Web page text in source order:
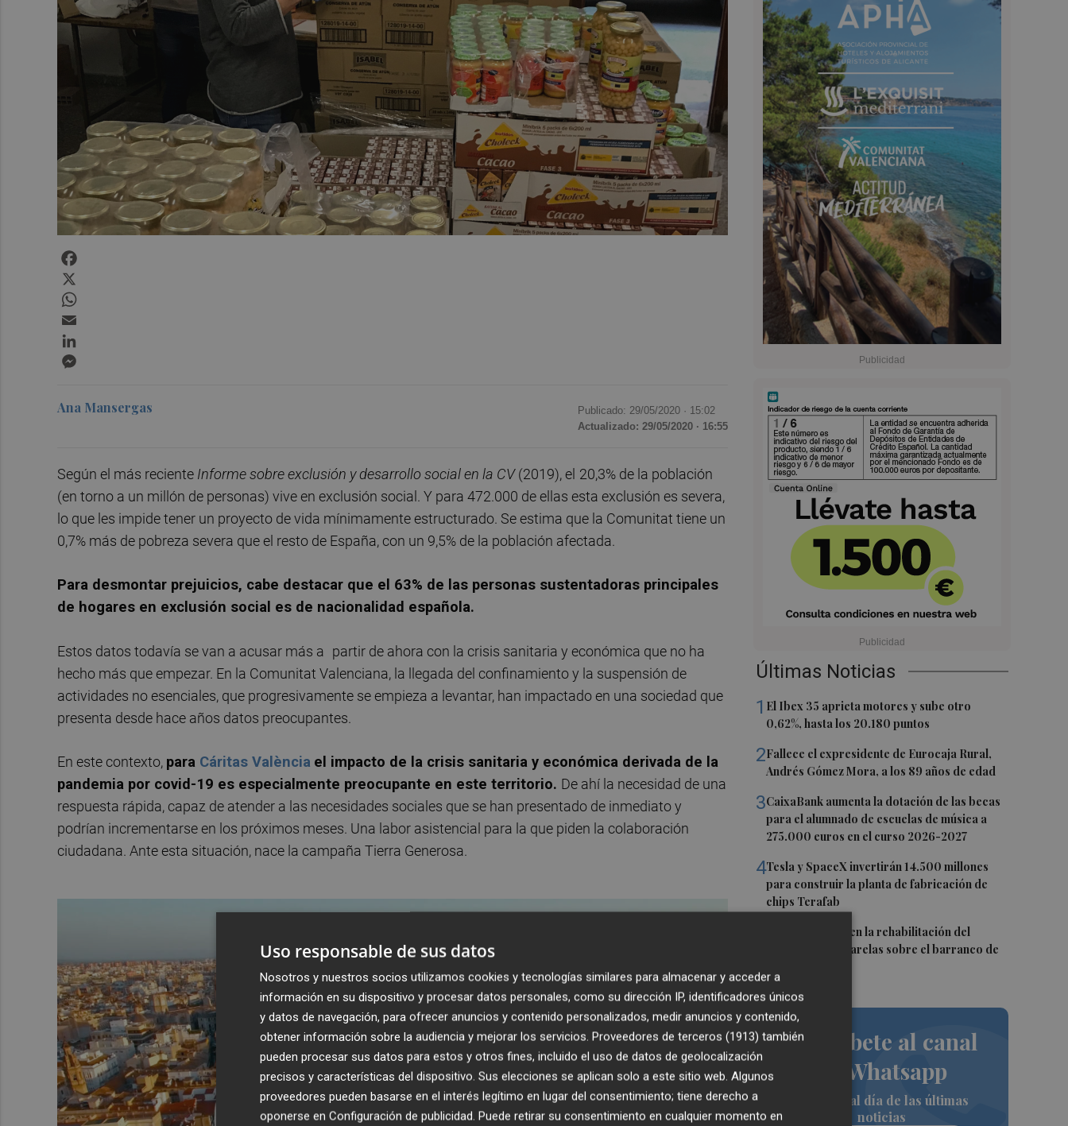
Últimas Noticias
1 El Ibex 35 aprieta motores y sube otro
0,62%, hasta los 20.180 puntos
2Fallece el expresidente de Eurocaja Rural,
Andrés Gómez Mora, a los 89 años de edad
3CaixaBank aumenta la dotación de las becas
para el alumnado de escuelas de música a
275.000 euros en el curso 2026-2027
4Tesla y SpaceX invertirán 14.500 millones
para construir la planta de fabricación de
chips Terafab
L'Eliana avanza en la rehabilitación del
puente y las pasarelas sobre el barranco de
Suscríbete al canal
de Whatsapp
Siempre al día de las últimas
noticias
Ana Mansergas Publicado: 29/05/2020 · 15:02
Actualizado: 29/05/2020 · 16:55
Según el más reciente Informe sobre exclusión y desarrollo social en la CV(2019), el 20,3% de la población
(en torno a un millón de personas) vive en exclusión social. Y para 472.000 de ellas esta exclusión es severa,
lo que les impide tener un proyecto de vida mínimamente estructurado. Se estima que la Comunitat tiene un
0,7% más de pobreza severa que el resto de España, con un 9,5% de la población afectada.
Para desmontar prejuicios, cabe destacar que el 63% de las personas sustentadoras principales
de hogares en exclusión social es de nacionalidad española.
Estos datos todavía se van a acusar más a partir de ahora con la crisis sanitaria y económica que no ha
hecho más que empezar. En la Comunitat Valenciana, la llegada del confinamiento y la suspensión de
actividades no esenciales, que progresivamente se empieza a levantar, han impactado en una sociedad que
presenta desde hace años datos preocupantes.
En este contexto, para Cáritas València el impacto de la crisis sanitaria y económica derivada de la
pandemia por covid-19 es especialmente preocupante en este territorio. De ahí la necesidad de una
respuesta rápida, capaz de atender a las necesidades sociales que se han presentado de inmediato y
podrían incrementarse en los próximos meses. Una labor asistencial para la que piden la colaboración
ciudadana. Ante esta situación, nace la campaña Tierra Generosa.
Uso responsable de sus datos
Nosotros y nuestros socios utilizamos cookies y tecnologías similares para almacenar y acceder a
información en su dispositivo y procesar datos personales, como su dirección IP, identificadores únicos
y datos de navegación, para ofrecer anuncios y contenido personalizados, medir anuncios y contenido,
obtener información sobre la audiencia y mejorar los servicios. Proveedores de terceros (1913) también
pueden procesar sus datos para estos y otros fines, incluido el uso de datos de geolocalización
precisos y características del dispositivo. Sus elecciones se aplican solo a este sitio web. Algunos
proveedores pueden basarse en el interés legítimo en lugar del consentimiento; tiene derecho a
oponerse en Configuración de publicidad. Puede retirar su consentimiento en cualquier momento en